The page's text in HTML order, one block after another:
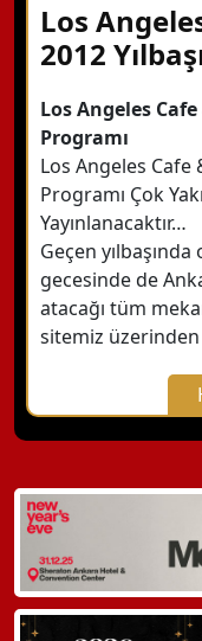
Los
2012
Los Angeles
Programı
Los Angeles Cafe
Programı Çok
Yayınlanacaktır…
Geçen
gecesinde de
atacağı tüm
sitemiz üzerinden
WhatsApp
Hemen